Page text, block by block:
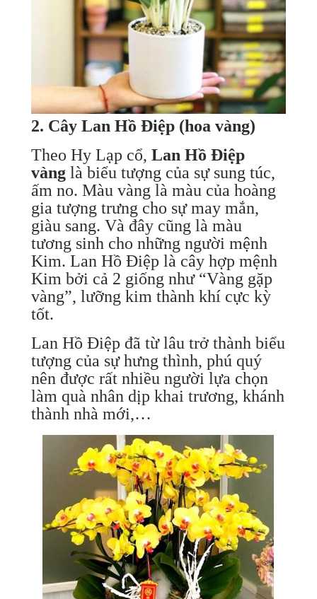
2. Cây Lan Hồ Điệp (hoa vàng)
Theo Hy Lạp cổ, Lan Hồ Điệp
vànglà biểu tượng của sự sung túc,
ấm no. Màu vàng là màu của hoàng
gia tượng trưng cho sự may mắn,
giàu sang. Và đây cũng là màu
tương sinh cho những người mệnh
Kim. Lan Hồ Điệp là cây hợp mệnh
Kim bởi cả 2 giống như “Vàng gặp
vàng”, lưỡng kim thành khí cực kỳ
tốt.
Lan Hồ Điệp đã từ lâu trở thành biểu
tượng của sự hưng thình, phú quý
nên được rất nhiều người lựa chọn
làm quà nhân dịp khai trương, khánh
thành nhà mới,…